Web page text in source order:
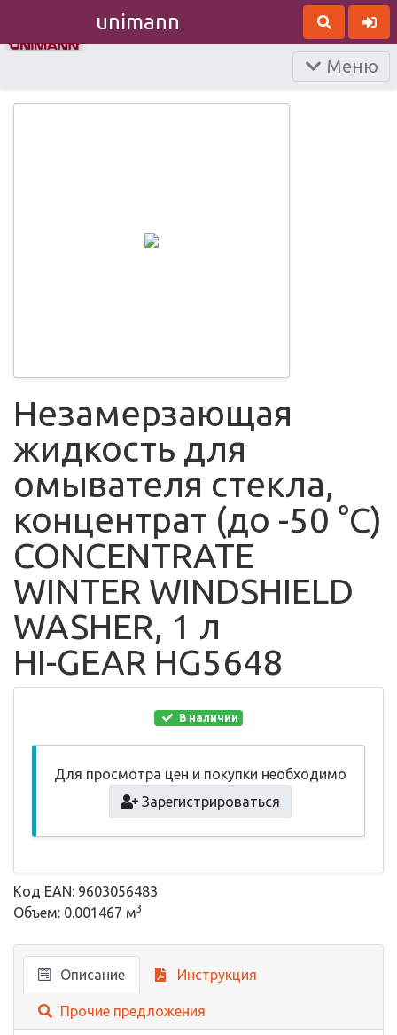
unimann
Меню
Незамерзающая
жидкость для
омывателя стекла,
концентрат (до -50 °C)
CONCENTRATE
WINTER WINDSHIELD
WASHER, 1 л
HI-GEAR HG5648
В наличии
Для просмотра цен и покупки необходимо
Зарегистрироваться
Код EAN: 9603056483
Объем: 0.001467 м3
Описание Инструкция
Прочие предложения